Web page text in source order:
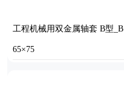
工程机械用双金属轴套 B型_B
65×75